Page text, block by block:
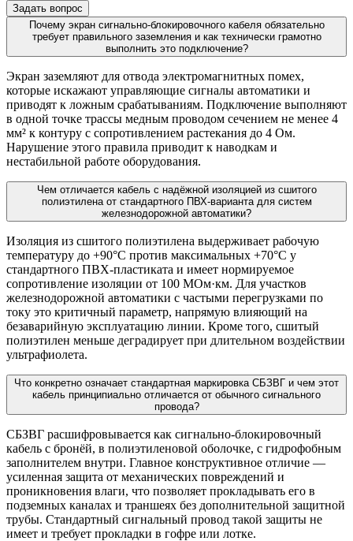
Задать вопрос
Почему экран сигнально-блокировочного кабеля обязательно
требует правильного заземления и как технически грамотно
выполнить это подключение?
Экран заземляют для отвода электромагнитных помех,
которые искажают управляющие сигналы автоматики и
приводят к ложным срабатываниям. Подключение выполняют
в одной точке трассы медным проводом сечением не менее 4
мм² к контуру с сопротивлением растекания до 4 Ом.
Нарушение этого правила приводит к наводкам и
нестабильной работе оборудования.
Чем отличается кабель с надёжной изоляцией из сшитого
полиэтилена от стандартного ПВХ-варианта для систем
железнодорожной автоматики?
Изоляция из сшитого полиэтилена выдерживает рабочую
температуру до +90°С против максимальных +70°С у
стандартного ПВХ-пластиката и имеет нормируемое
сопротивление изоляции от 100 МОм·км. Для участков
железнодорожной автоматики с частыми перегрузками по
току это критичный параметр, напрямую влияющий на
безаварийную эксплуатацию линии. Кроме того, сшитый
полиэтилен меньше деградирует при длительном воздействии
ультрафиолета.
Что конкретно означает стандартная маркировка СБЗВГ и чем этот
кабель принципиально отличается от обычного сигнального
провода?
СБЗВГ расшифровывается как сигнально-блокировочный
кабель с бронёй, в полиэтиленовой оболочке, с гидрофобным
заполнителем внутри. Главное конструктивное отличие —
усиленная защита от механических повреждений и
проникновения влаги, что позволяет прокладывать его в
подземных каналах и траншеях без дополнительной защитной
трубы. Стандартный сигнальный провод такой защиты не
имеет и требует прокладки в гофре или лотке.